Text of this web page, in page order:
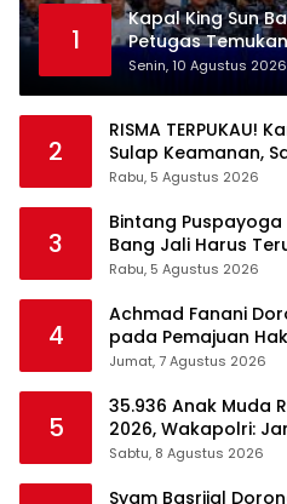
1
Kapal King Sun
Petugas
Natuna
Senin, 10 Agustus 2026
2
RISMA TERPUKAU!
Sulap Keamanan,
Pangan Jadi Satu
Rabu, 5 Agustus 2026
3
Bintang
Bang Jali Harus
Dikembangkan
Rabu, 5 Agustus 2026
4
Achmad Fanani
pada Pemajuan
Jumat, 7 Agustus 2026
5
35.936 Anak Muda
2026, Wakapolri:
Sabtu, 8 Agustus 2026
Syam Basrijal